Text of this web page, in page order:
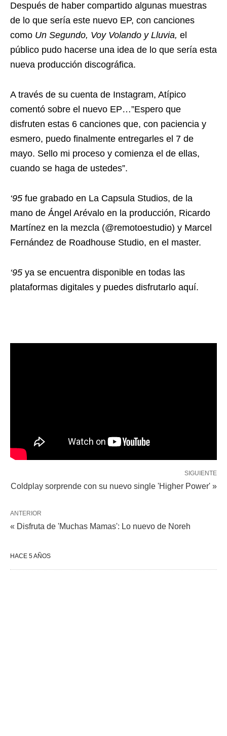
Después de haber compartido algunas muestras
de lo que sería este nuevo EP, con canciones
como Un Segundo, Voy Volando y Lluvia, el
público pudo hacerse una idea de lo que sería esta
nueva producción discográfica.
A través de su cuenta de Instagram, Atípico
comentó sobre el nuevo EP…”Espero que
disfruten estas 6 canciones que, con paciencia y
esmero, puedo finalmente entregarles el 7 de
mayo. Sello mi proceso y comienza el de ellas,
cuando se haga de ustedes”.
‘95 fue grabado en La Capsula Studios, de la
mano de Ángel Arévalo en la producción, Ricardo
Martínez en la mezcla (@remotoestudio) y Marcel
Fernández de Roadhouse Studio, en el master.
‘95 ya se encuentra disponible en todas las
plataformas digitales y puedes disfrutarlo aquí.
SIGUIENTE
Coldplay sorprende con su nuevo single 'Higher Power' »
ANTERIOR
« Disfruta de 'Muchas Mamas': Lo nuevo de Noreh
HACE 5 AÑOS